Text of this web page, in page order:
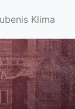
Klima